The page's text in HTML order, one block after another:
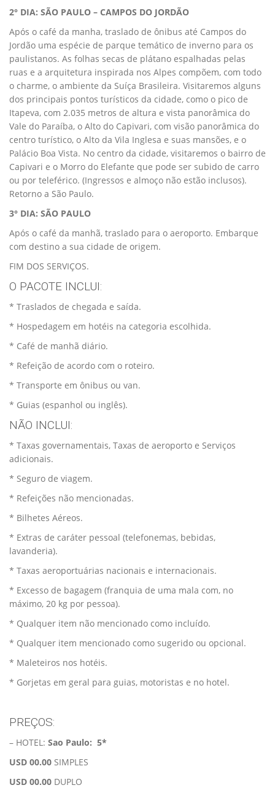
2° DIA: SÃO PAULO – CAMPOS DO JORDÃO
Após o café da manha, traslado de ônibus até Campos do
Jordão uma espécie de parque temático de inverno para os
paulistanos. As folhas secas de plátano espalhadas pelas
ruas e a arquitetura inspirada nos Alpes compõem, com todo
o charme, o ambiente da Suíça Brasileira. Visitaremos alguns
dos principais pontos turísticos da cidade, como o pico de
Itapeva, com 2.035 metros de altura e vista panorâmica do
Vale do Paraíba, o Alto do Capivari, com visão panorâmica do
centro turístico, o Alto da Vila Inglesa e suas mansões, e o
Palácio Boa Vista. No centro da cidade, visitaremos o bairro de
Capivari e o Morro do Elefante que pode ser subido de carro
ou por teleférico. (Ingressos e almoço não estão inclusos).
Retorno a São Paulo.
3° DIA: SÃO PAULO
Após o café da manhã, traslado para o aeroporto. Embarque
com destino a sua cidade de origem.
FIM DOS SERVIÇOS.
O PACOTE INCLUI:
* Traslados de chegada e saída.
* Hospedagem em hotéis na categoria escolhida.
* Café de manhã diário.
* Refeição de acordo com o roteiro.
* Transporte em ônibus ou van.
* Guias (espanhol ou inglês).
NÃO INCLUI:
* Taxas governamentais, Taxas de aeroporto e Serviços
adicionais.
* Seguro de viagem.
* Refeições não mencionadas.
* Bilhetes Aéreos.
* Extras de caráter pessoal (telefonemas, bebidas,
lavanderia).
* Taxas aeroportuárias nacionais e internacionais.
* Excesso de bagagem (franquia de uma mala com, no
máximo, 20 kg por pessoa).
* Qualquer item não mencionado como incluído.
* Qualquer item mencionado como sugerido ou opcional.
* Maleteiros nos hotéis.
* Gorjetas em geral para guias, motoristas e no hotel.
PREÇOS:
– HOTEL: Sao Paulo: 5*
USD 00.00 SIMPLES
USD 00.00 DUPLO